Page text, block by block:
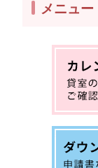
メニュー